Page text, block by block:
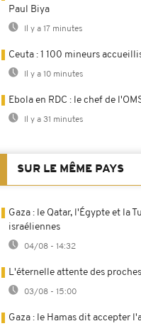
Paul Biya
Il y a 17 minutes
Ceuta : 1 100 mineurs
Il y a 10 minutes
Ebola en RDC : le chef de
Il y a 31 minutes
SUR LE MÊME PAYS
Gaza : le Qatar, l'Égypte et la
israéliennes
04/08 - 14:32
L'éternelle attente des
03/08 - 15:00
Gaza : le Hamas dit accepter